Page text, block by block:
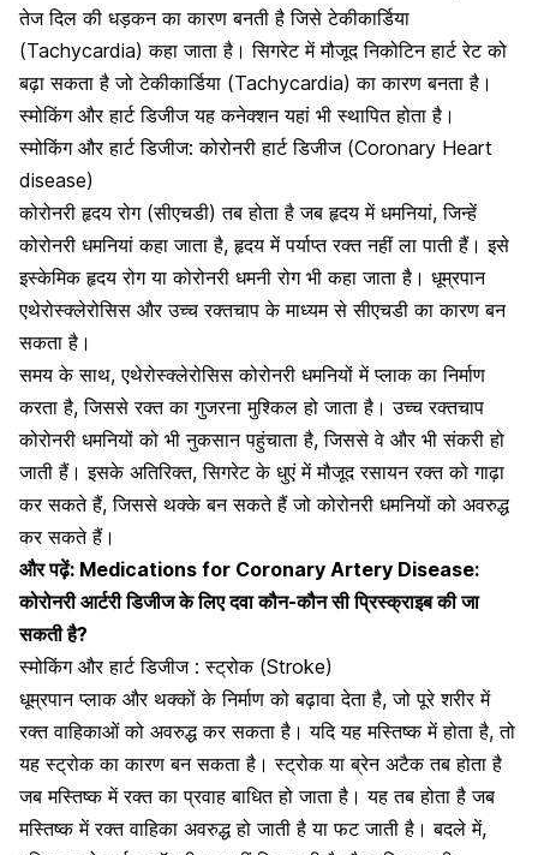
तेज दिल की धड़कन का कारण बनती है जिसे टेकीकार्डिया
(Tachycardia) कहा जाता है। सिगरेट में मौजूद निकोटिन हार्ट रेट को
बढ़ा सकता है जो टेकीकार्डिया (Tachycardia) का कारण बनता है।
स्मोकिंग और हार्ट डिजीज यह कनेक्शन यहां भी स्थापित होता है।
स्मोकिंग और हार्ट डिजीज: कोरोनरी हार्ट डिजीज (Coronary Heart
disease)
कोरोनरी हृदय रोग (सीएचडी) तब होता है जब हृदय में धमनियां, जिन्हें
कोरोनरी धमनियां कहा जाता है, हृदय में पर्याप्त रक्त नहीं ला पाती हैं। इसे
इस्केमिक हृदय रोग याकोरोनरी धमनी रोग भी कहा जाता है। धूम्रपान
एथेरोस्क्लेरोसिस और उच्च रक्तचाप के माध्यम से सीएचडी का कारण बन
सकता है।
समय के साथ, एथेरोस्क्लेरोसिस कोरोनरी धमनियों में प्लाक का निर्माण
करता है, जिससे रक्त का गुजरना मुश्किल हो जाता है। उच्च रक्तचाप
कोरोनरी धमनियों को भी नुकसान पहुंचाता है, जिससे वे और भी संकरी हो
जाती हैं। इसके अतिरिक्त, सिगरेट के धुएं में मौजूद रसायन रक्त को गाढ़ा
कर सकते हैं, जिससे थक्के बन सकते हैं जो कोरोनरी धमनियों को अवरुद्ध
कर सकते हैं।
और पढ़ें: Medications for Coronary Artery Disease:
कोरोनरी आर्टरी डिजीज के लिए दवा कौन-कौन सी प्रिस्क्राइब की जा
सकती है?
स्मोकिंग और हार्ट डिजीज : स्ट्रोक (Stroke)
धूम्रपान प्लाक और थक्कों के निर्माण को बढ़ावा देता है, जो पूरे शरीर में
रक्त वाहिकाओं को अवरुद्ध कर सकता है। यदि यह मस्तिष्क में होता है, तो
यह स्ट्रोक का कारण बन सकता है। स्ट्रोक या ब्रेन अटैक तब होता है
जब मस्तिष्क में रक्त का प्रवाह बाधित हो जाता है। यह तब होता है जब
मस्तिष्क में रक्त वाहिका अवरुद्ध हो जाती है या फट जाती है। बदले में,